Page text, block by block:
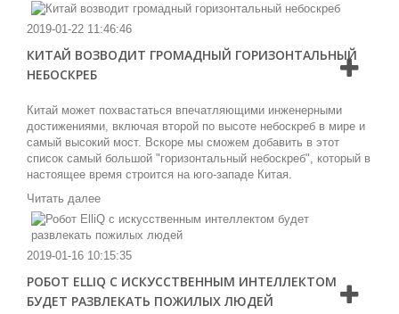
2019-01-22 11:46:46
КИТАЙ ВОЗВОДИТ ГРОМАДНЫЙ ГОРИЗОНТАЛЬНЫЙ
НЕБОСКРЕБ
Китай может похвастаться впечатляющими инженерными
достижениями, включая второй по высоте небоскреб в мире и
самый высокий мост. Вскоре мы сможем добавить в этот
список самый большой "горизонтальный небоскреб", который в
настоящее время строится на юго-западе Китая.
Читать далее
2019-01-16 10:15:35
РОБОТ ELLIQ C ИСКУССТВЕННЫМ ИНТЕЛЛЕКТОМ
БУДЕТ РАЗВЛЕКАТЬ ПОЖИЛЫХ ЛЮДЕЙ